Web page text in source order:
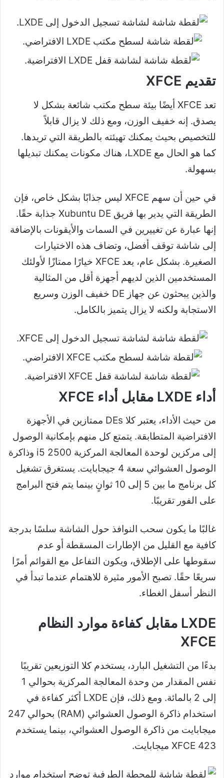
تقديم XFCE
تعد XFCE أيضًا بيئة سطح مكتب شائعة بشكل لا
يصدق. إنه خفيف الوزن، ومع ذلك لا يزال قابلاً
للتخصيص بحيث يمكنك تهيئته بالطريقة التي تريدها.
كما هو الحال مع LXDE، هناك مكونات يمكنك تبديلها
بسهولة.
في حين أن سهم XFCE ليس جذابًا بشكل خاص، فإن
الطريقة التي يدير بها فريق Xubuntu DE جذابة حقًا.
إنها عبارة عن تغييرين في السمات والأيقونات بالإضافة
إلى شاشة توقف أفضل، وتضاف هذه الاختيارات
الصغيرة. بشكل عام، يعد XFCE خيارًا ممتازًا لأولئك
المستخدمين الذين لديهم أجهزة أقل من المثالية
والذين يبحثون عن جهاز DE خفيف الوزن وسريع
الاستجابة ولكنه لا يزال يتميز بالكامل.
أداء LXDE مقابل أداء XFCE
من حيث الأداء، يعتبر كلا DEs ممتازين في الأجهزة
الافتراضية المتطابقة. يتمتع كل منهم بإمكانية الوصول
إلى مركزين لوحدة المعالجة المركزية i5 2500 وذاكرة
الوصول العشوائي سعة 4 جيجابايت. يستغرق تشغيل
كل برنامج ما بين 5 إلى 10 ثوانٍ بينما يتم فتح البرامج
على الفور تقريبًا.
غالبًا ما يكون سحب النوافذ حول الشاشة سلسًا بدرجة
كافية مع القليل من الإطارات المسقطة أو عدم
سقوطها على الإطلاق، ويكون التفاعل مع القوائم أمرًا
سريعًا حقًا. تصبح الأمور مثيرة للاهتمام عندما تبدأ في
النظر أسفل الغطاء.
LXDE مقابل كفاءة موارد النظام
XFCE
بدءًا من التشغيل البارد، يستخدم كلا التوزيعين تقريبًا
نفس المقدار من وحدة المعالجة المركزية بحوالي 1
إلى 2 بالمائة. ومع ذلك، فإن LXDE أكثر كفاءة في
استخدام ذاكرة الوصول العشوائي (RAM) بحوالي 247
ميجابايت من ذاكرة الوصول العشوائي، بينما يستخدم
XFCE 423 ميجابايت.